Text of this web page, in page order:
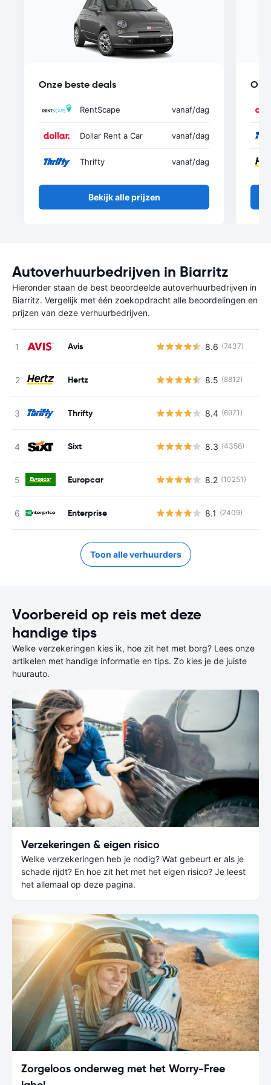
Onze beste deals
RentScape vanaf/dag
Dollar Rent a Car vanaf/dag
Thrifty vanaf/dag
Bekijk alle prijzen
Autoverhuurbedrijven in Biarritz
Hieronder staan de best beoordeelde autoverhuurbedrijven in
Biarritz. Vergelijk met één zoekopdracht alle beoordelingen en
prijzen van deze verhuurbedrijven.
Avis 8.6 (7437)
Hertz 8.5 (8812)
Thrifty 8.4 (6971)
Sixt 8.3 (4356)
Europcar 8.2 (10251)
Enterprise 8.1 (2409)
Toon alle verhuurders
Voorbereid op reis met deze
handige tips
Welke verzekeringen kies ik, hoe zit het met borg? Lees onze
artikelen met handige informatie en tips. Zo kies je de juiste
huurauto.
Verzekeringen & eigen risico
Welke verzekeringen heb je nodig? Wat gebeurt er als je
schade rijdt? En hoe zit het met het eigen risico? Je leest
het allemaal op deze pagina.
Zorgeloos onderweg met het Worry-Free